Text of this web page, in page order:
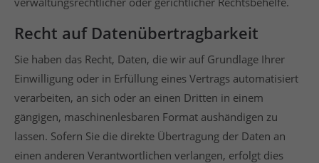
Recht auf Daten­übertrag­barkeit
Sie haben das Recht, Daten, die wir auf Grundlage Ihrer
Einwilligung oder in Erfüllung eines Vertrags automatisiert
verarbeiten, an sich oder an einen Dritten in einem
gängigen, maschinenlesbaren Format aushändigen zu
lassen. Sofern Sie die direkte Übertragung der Daten an
einen anderen Verantwortlichen verlangen, erfolgt dies